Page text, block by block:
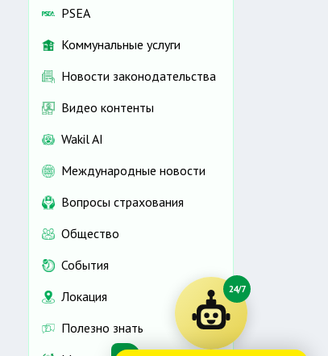
PSEA
Коммунальные услуги
Новости законодательства
Видео контенты
Wakil AI
Международные новости
Вопросы страхования
Общество
События
Локация
Полезно знать
24/7